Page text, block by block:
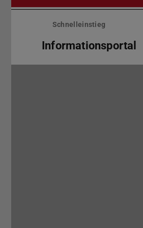
Menü
überspringenSchnelleinstieg
Informationsportal